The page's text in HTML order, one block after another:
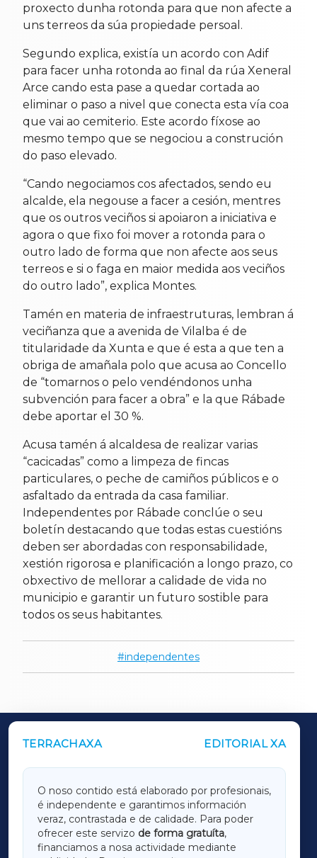
proxecto dunha rotonda para que non afecte a
uns terreos da súa propiedade persoal.
Segundo explica, existía un acordo con Adif
para facer unha rotonda ao final da rúa Xeneral
Arce cando esta pase a quedar cortada ao
eliminar o paso a nivel que conecta esta vía coa
que vai ao cemiterio. Este acordo fíxose ao
mesmo tempo que se negociou a construción
do paso elevado.
“Cando negociamos cos afectados, sendo eu
alcalde, ela negouse a facer a cesión, mentres
que os outros veciños si apoiaron a iniciativa e
agora o que fixo foi mover a rotonda para o
outro lado de forma que non afecte aos seus
terreos e si o faga en maior medida aos veciños
do outro lado”, explica Montes.
Tamén en materia de infraestruturas, lembran á
veciñanza que a avenida de Vilalba é de
titularidade da Xunta e que é esta a que ten a
obriga de amañala polo que acusa ao Concello
de “tomarnos o pelo vendéndonos unha
subvención para facer a obra” e la que Rábade
debe aportar el 30 %.
Acusa tamén á alcaldesa de realizar varias
“cacicadas” como a limpeza de fincas
particulares, o peche de camiños públicos e o
asfaltado da entrada da casa familiar.
Independentes por Rábade conclúe o seu
boletín destacando que todas estas cuestións
deben ser abordadas con responsabilidade,
xestión rigorosa e planificación a longo prazo, co
obxectivo de mellorar a calidade de vida no
municipio e garantir un futuro sostible para
todos os seus habitantes.
independentes
TERRACHAXA EDITORIAL XA
O noso contido está elaborado por profesionais,
é independente e garantimos información
veraz, contrastada e de calidade. Para poder
ofrecer este servizo de forma gratuíta,
financiamos a nosa actividade mediante
OUTROS PERIÓDICOS
LUGOXA
TERRACHAXA